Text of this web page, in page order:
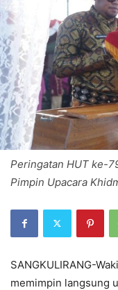
Peringatan HUT ke-
Pimpin Upacara
SANGKULIRANG-
memimpin langsung